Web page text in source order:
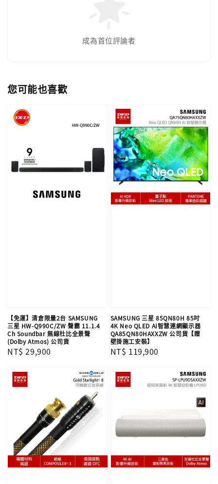
成為首位評論者
您可能也喜歡
【免運】清倉限量2台 SAMSUNG
三星 HW-Q990C/ZW 聲霸 11.1.4
Ch Soundbar 無線杜比全景聲
(Dolby Atmos) 公司貨
Regular
NT$ 29,900
SAMSUNG 三星 85QN80H 85吋
4K Neo QLED AI智慧連網顯示器
QA85QN80HAXXZW 公司貨【贈
壁掛施工安裝】
Regular
NT$ 119,900